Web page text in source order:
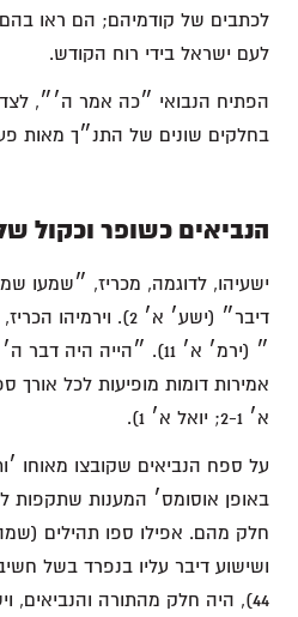
לכתבים של קודמיהם; הם ראו
לעם ישראל בידי רוח הקודש.
הפתיח הנבואי ״כה אמר ה׳״, לצד
בחלקים שונים של התנ״ך מאות
הנביאים כשופר וכקול
ישעיהו, לדוגמה, מכריז, ״שמעו
דיבר״ (ישע׳ א׳ 2).
אמירות דומות מופיעות לכל
א׳ 2-1; יואל א׳ 1).
על ספח הנביאים שקובצו מאוחו
באופן אוסומס׳ המענות שתקפות
חלק מהם. אפילו ספו תהילים
ושישוע דיבר עליו בנפרד בשל
44), היה חלק מהתורה והנביאים,